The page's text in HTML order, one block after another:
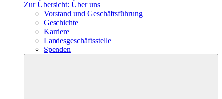
Zur Übersicht: Über uns
Vorstand und Geschäftsführung
Geschichte
Karriere
Landesgeschäftsstelle
Spenden